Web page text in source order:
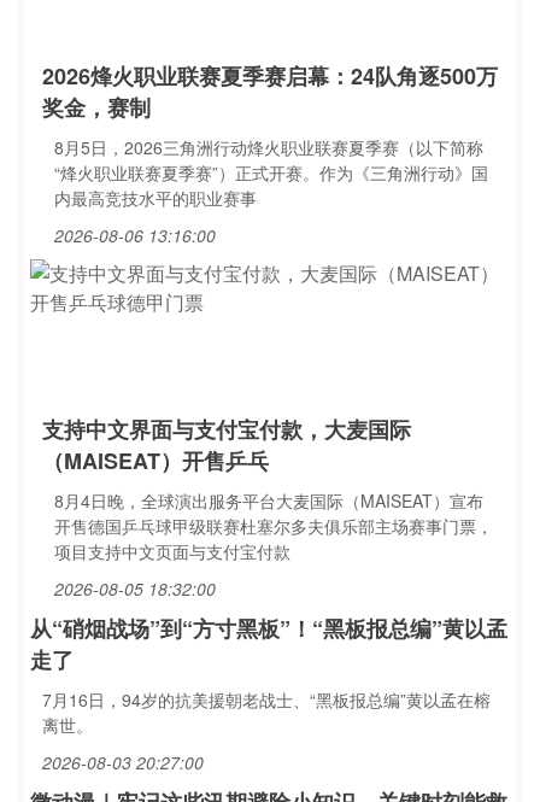
2026烽火职业联赛夏季赛启幕：24队角逐500万
奖金，赛制
8月5日，2026三角洲行动烽火职业联赛夏季赛（以下简称
“烽火职业联赛夏季赛”）正式开赛。作为《三角洲行动》国
内最高竞技水平的职业赛事
2026-08-06 13:16:00
支持中文界面与支付宝付款，大麦国际
（MAISEAT）开售乒乓
8月4日晚，全球演出服务平台大麦国际（MAISEAT）宣布
开售德国乒乓球甲级联赛杜塞尔多夫俱乐部主场赛事门票，
项目支持中文页面与支付宝付款
2026-08-05 18:32:00
从“硝烟战场”到“方寸黑板”！“黑板报总编”黄以孟
走了
7月16日，94岁的抗美援朝老战士、“黑板报总编”黄以孟在榕
离世。
2026-08-03 20:27:00